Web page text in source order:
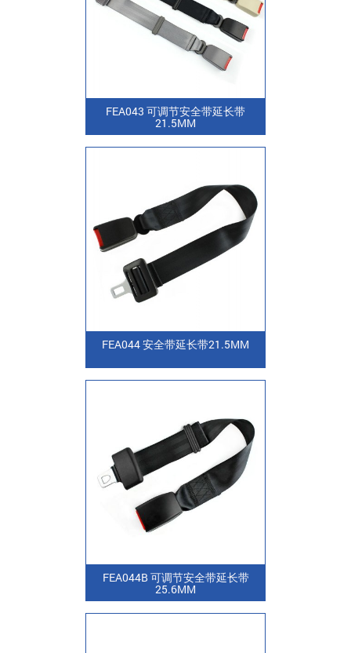
FEA043 可调节安全带延长带
21.5MM
FEA044 安全带延长带21.5MM
FEA044B 可调节安全带延长带
25.6MM